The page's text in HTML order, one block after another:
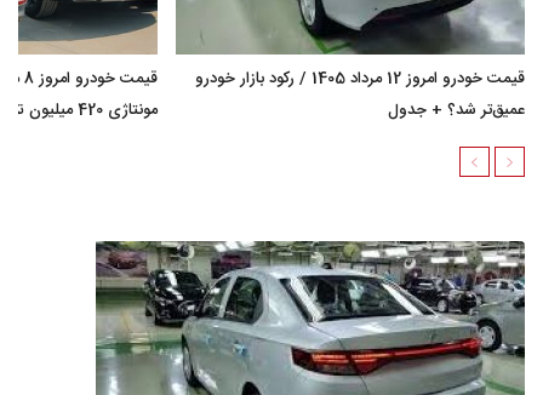
قیمت خودرو امروز 12 مرداد 1405 / رکود بازار خودرو
عمیق‌تر شد؟ + جدول
مونتاژی 420 میلیون تومان گران شد؟ + جدول